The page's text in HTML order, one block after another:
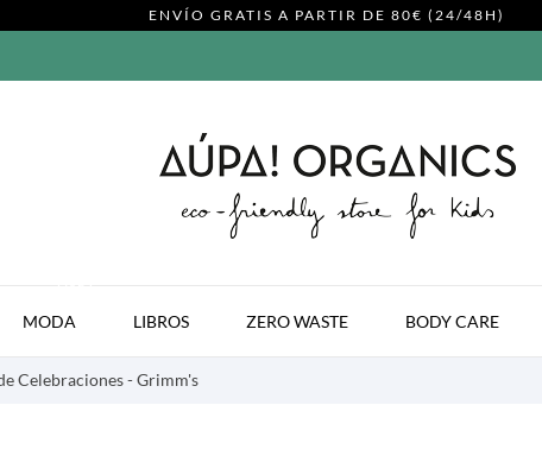
ENVÍO GRATIS A PARTIR DE 80€ (24/48H)
MODA LIBROS ZERO WASTE BODY CARE
Celebraciones - Grimm's